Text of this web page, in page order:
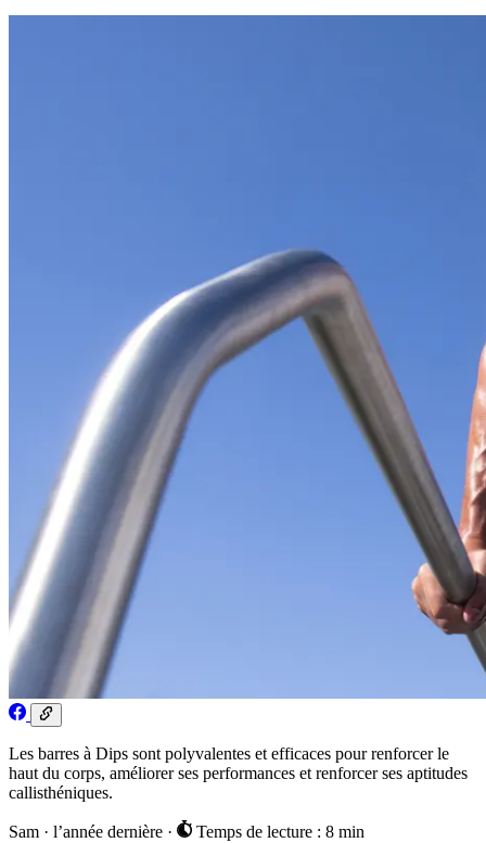
Les barres à Dips sont polyvalentes et efficaces pour renforcer le
haut du corps, améliorer ses performances et renforcer ses aptitudes
callisthéniques.
Sam · l’année dernière · Temps de lecture : 8 min